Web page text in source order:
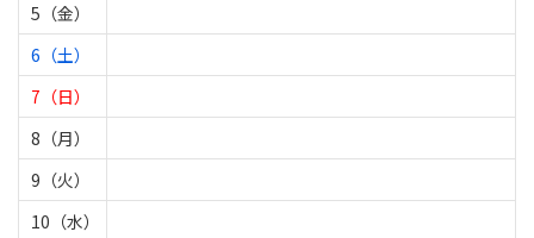
5（金）
6（土）
7（日）
8（月）
9（火）
10（水）